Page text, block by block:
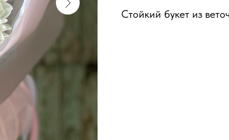
Стойкий букет из